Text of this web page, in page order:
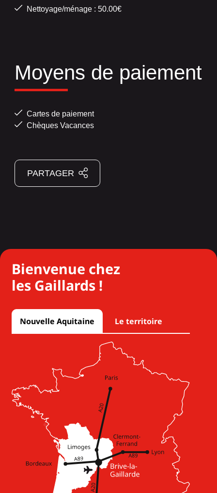
Nettoyage/ménage : 50.00€
Moyens de paiement
Cartes de paiement
Chèques Vacances
PARTAGER
Bienvenue chez
les Gaillards !
Nouvelle Aquitaine Le territoire